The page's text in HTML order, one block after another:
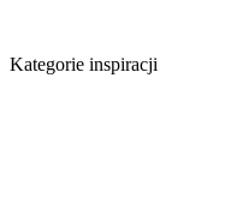
Kategorie inspiracji